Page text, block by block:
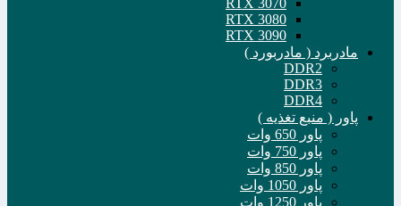
RTX 3070
RTX 3080
RTX 3090
مادربرد ( مادربورد )
DDR2
DDR3
DDR4
پاور ( منبع تغذیه )
پاور 650 وات
پاور 750 وات
پاور 850 وات
پاور 1050 وات
پاور 1250 وات